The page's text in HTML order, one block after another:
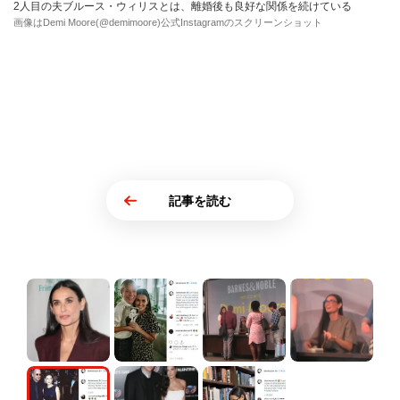
2人目の夫ブルース・ウィリスとは、離婚後も良好な関係を続けている
画像はDemi Moore(@demimoore)公式Instagramのスクリーンショット
記事を読む